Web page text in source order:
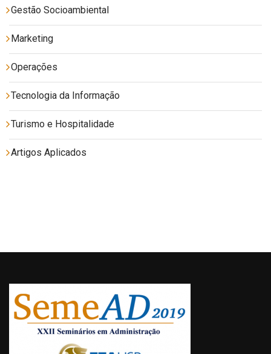
Gestão Socioambiental
Marketing
Operações
Tecnologia da Informação
Turismo e Hospitalidade
Artigos Aplicados